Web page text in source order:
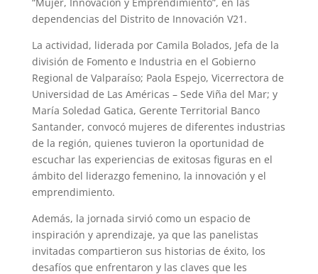
dependencias del Distrito de Innovación V21.
La actividad, liderada por Camila Bolados, Jefa de la
división de Fomento e Industria en el Gobierno
Regional de Valparaíso; Paola Espejo, Vicerrectora de
Universidad de Las Américas – Sede Viña del Mar; y
María Soledad Gatica, Gerente Territorial Banco
Santander, convocó mujeres de diferentes industrias
de la región, quienes tuvieron la oportunidad de
escuchar las experiencias de exitosas figuras en el
ámbito del liderazgo femenino, la innovación y el
emprendimiento.
Además, la jornada sirvió como un espacio de
inspiración y aprendizaje, ya que las panelistas
invitadas compartieron sus historias de éxito, los
desafíos que enfrentaron y las claves que les